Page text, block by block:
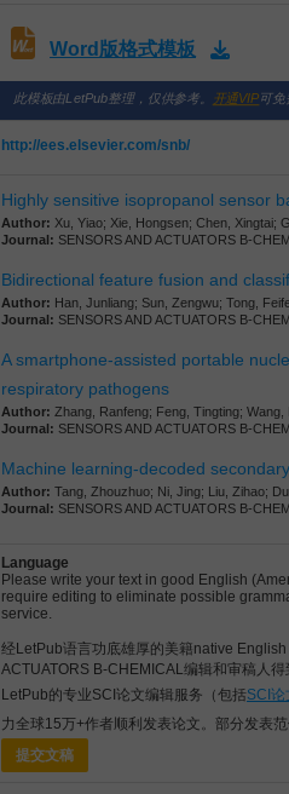
Word版格式模板
此模板由LetPub整理，仅供参考。 开通VIP可
http://ees.elsevier.com/snb/
Highly sensitive isopropanol sensor
Author: Xu, Yiao; Xie, Hongsen; Chen, Xingtai;
Journal: SENSORS AND ACTUATORS B-
Bidirectional feature fusion and
Author: Han, Junliang; Sun, Zengwu; Tong,
Journal: SENSORS AND ACTUATORS B-
A smartphone-assisted portable
respiratory pathogens
Author: Zhang, Ranfeng; Feng, Tingting;
Journal: SENSORS AND ACTUATORS B-
Machine learning-decoded
Author: Tang, Zhouzhuo; Ni, Jing; Liu, Zihao;
Journal: SENSORS AND ACTUATORS B-
Language
Please write your text in good English
require editing to eliminate possible
service.
经LetPub语言功底雄厚的美籍native
ACTUATORS B-CHEMICAL编辑和审稿人
LetPub的专业SCI论文编辑服务（包括SCI
力全球15万+作者顺利发表论文。部分发表范
提交文稿